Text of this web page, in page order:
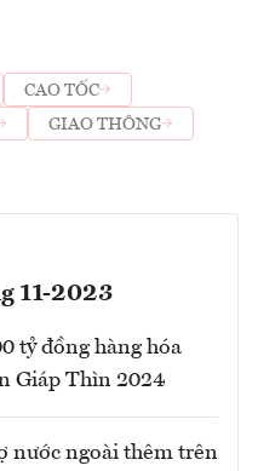
CAO TỐC
GIAO THÔNG
11-2023
tỷ đồng hàng hóa
Giáp Thìn 2024
nước ngoài thêm trên